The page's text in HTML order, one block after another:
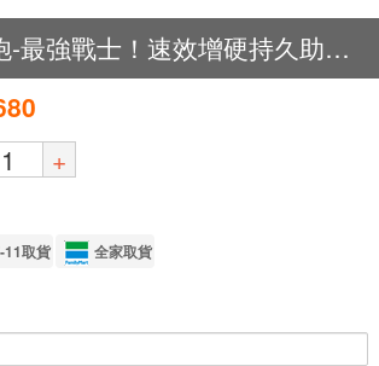
強戰士！速效增硬持久助勃壯陽藥
+
11取貨 全家取貨